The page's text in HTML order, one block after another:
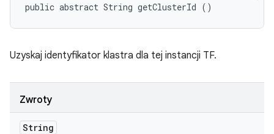
public abstract String getClusterId ()
Uzyskaj identyfikator klastra dla tej instancji TF.
Zwroty
String